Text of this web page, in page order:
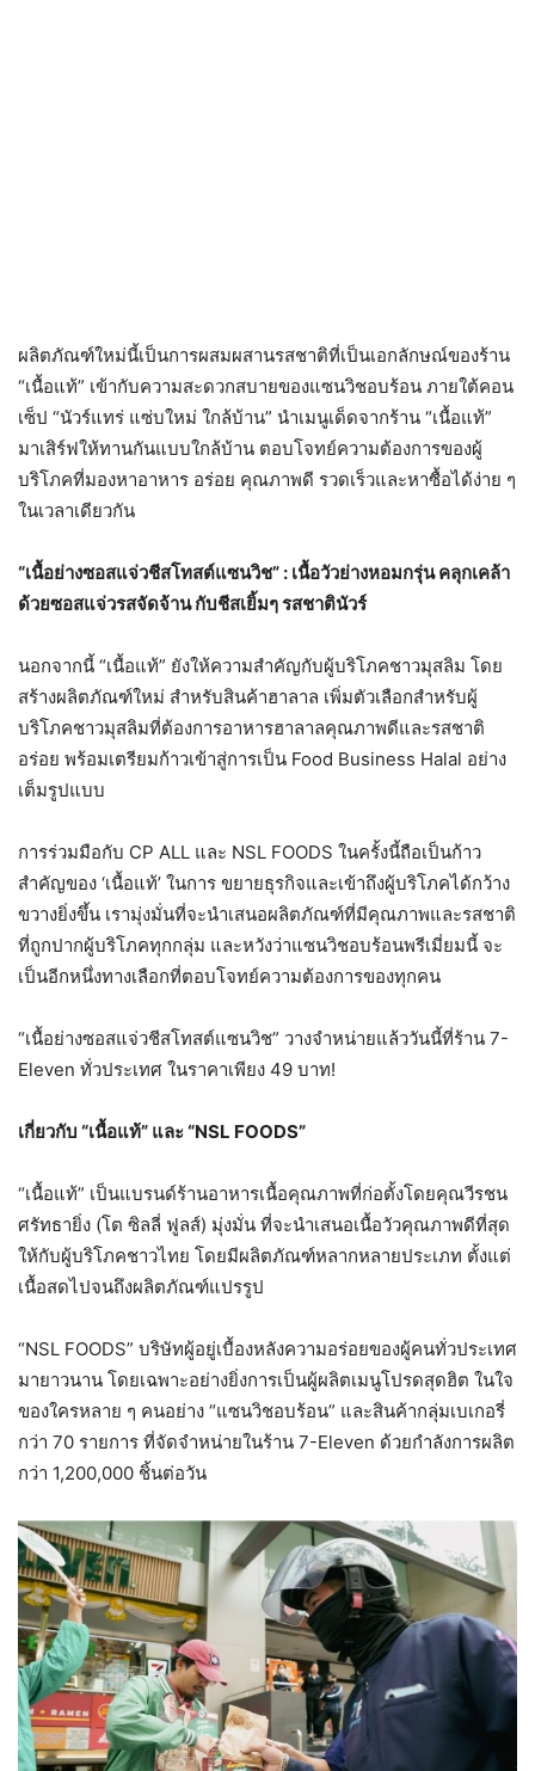
ผลิตภัณฑ์ใหม่นี้เป็นการผสมผสานรสชาติที่เป็นเอกลักษณ์ของร้าน
“เนื้อแท้” เข้ากับความสะดวกสบายของแซนวิชอบร้อน ภายใต้คอน
เซ็ป “นัวร์แทร่ แซ่บใหม่ ใกล้บ้าน” นำเมนูเด็ดจากร้าน “เนื้อแท้”
มาเสิร์ฟให้ทานกันแบบใกล้บ้าน ตอบโจทย์ความต้องการของผู้
บริโภคที่มองหาอาหาร อร่อย คุณภาพดี รวดเร็วและหาซื้อได้ง่าย ๆ
ในเวลาเดียวกัน
“เนื้อย่างซอสแจ่วชีสโทสต์แซนวิช” : เนื้อวัวย่างหอมกรุ่น คลุกเคล้า
ด้วยซอสแจ่วรสจัดจ้าน กับชีสเยิ้มๆ รสชาตินัวร์
นอกจากนี้ “เนื้อแท้” ยังให้ความสำคัญกับผู้บริโภคชาวมุสลิม โดย
สร้างผลิตภัณฑ์ใหม่ สำหรับสินค้าฮาลาล เพิ่มตัวเลือกสำหรับผู้
บริโภคชาวมุสลิมที่ต้องการอาหารฮาลาลคุณภาพดีและรสชาติ
อร่อย พร้อมเตรียมก้าวเข้าสู่การเป็น Food Business Halal อย่าง
เต็มรูปแบบ
การร่วมมือกับ CP ALL และ NSL FOODS ในครั้งนี้ถือเป็นก้าว
สำคัญของ ‘เนื้อแท้’ ในการ ขยายธุรกิจและเข้าถึงผู้บริโภคได้กว้าง
ขวางยิ่งขึ้น เรามุ่งมั่นที่จะนำเสนอผลิตภัณฑ์ที่มีคุณภาพและรสชาติ
ที่ถูกปากผู้บริโภคทุกกลุ่ม และหวังว่าแซนวิชอบร้อนพรีเมี่ยมนี้ จะ
เป็นอีกหนึ่งทางเลือกที่ตอบโจทย์ความต้องการของทุกคน
“เนื้อย่างซอสแจ่วชีสโทสต์แซนวิช” วางจำหน่ายแล้ววันนี้ที่ร้าน 7-
Eleven ทั่วประเทศ ในราคาเพียง 49 บาท!
เกี่ยวกับ “เนื้อแท้” และ “NSL FOODS”
“เนื้อแท้” เป็นแบรนด์ร้านอาหารเนื้อคุณภาพที่ก่อตั้งโดยคุณวีรชน
ศรัทธายิ่ง (โต ซิลลี่ ฟูลส์) มุ่งมั่น ที่จะนำเสนอเนื้อวัวคุณภาพดีที่สุด
ให้กับผู้บริโภคชาวไทย โดยมีผลิตภัณฑ์หลากหลายประเภท ตั้งแต่
เนื้อสดไปจนถึงผลิตภัณฑ์แปรรูป
“NSL FOODS” บริษัทผู้อยู่เบื้องหลังความอร่อยของผู้คนทั่วประเทศ
มายาวนาน โดยเฉพาะอย่างยิ่งการเป็นผู้ผลิตเมนูโปรดสุดฮิต ในใจ
ของใครหลาย ๆ คนอย่าง “แซนวิชอบร้อน” และสินค้ากลุ่มเบเกอรี่
กว่า 70 รายการ ที่จัดจำหน่ายในร้าน 7-Eleven ด้วยกำลังการผลิต
กว่า 1,200,000 ชิ้นต่อวัน